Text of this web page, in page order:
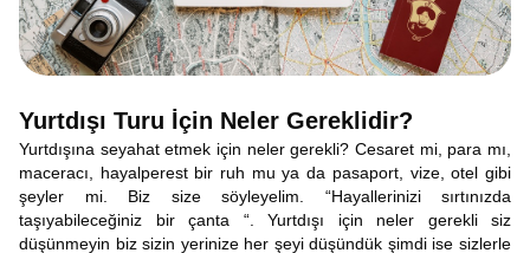
Yurtdışı Turu İçin Neler Gereklidir?
Yurtdışına seyahat etmek için neler gerekli? Cesaret mi, para mı,
maceracı, hayalperest bir ruh mu ya da pasaport, vize, otel gibi
şeyler mi. Biz size söyleyelim. “Hayallerinizi sırtınızda
taşıyabileceğiniz bir çanta “. Yurtdışı için neler gerekli siz
düşünmeyin biz sizin yerinize her şeyi düşündük şimdi ise sizlerle